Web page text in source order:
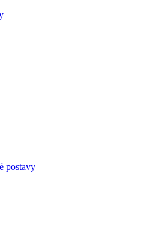
postavy